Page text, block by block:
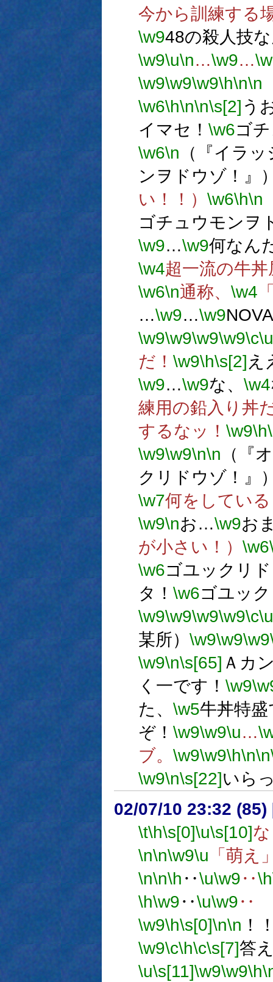
今から訓練する
\w948の殺人技
\w9\u\n…\w9…
\w9\w9\w9\h\n\n
\w6\h\n\n\s[2] う
イマセ！ \w6ゴ
\w6\n （『イラ
ンヲドウゾ！』
い！！） \w6\h\n
ゴチュウモンヲ
\w9…\w9何なん
\w4超一流の牛
\w6\n通称、 \w4
…\w9…\w9
\w9\w9\w9\w9\c\u
だ！ \w9\h\s[2] え
\w9…\w9な、 \w4
練用の鉛入り丼
するなッ！ \w9\h
\w9\w9\n\n （『
クリドウゾ！』
\w7何をしてい
\w9\nお…\w9お
が小さい！） \w6
\w6ゴユックリ
タ！ \w6ゴユッ
\w9\w9\w9\w9\c\u
某所） \w9\w9\w9
\w9\n\s[65] Ａカ
く一です！ \w9
た、 \w5牛丼特
ぞ！ \w9\w9\u…
ブ。 \w9\w9\h\n\n
\w9\n\s[22]いら
02/07/10 23:32 (85)
\t\h\s[0]\u\s[10]
\n\n\w9\u 「萌え
\n\n\h ‥\u\w9‥\h
\h\w9‥\u\w9‥
\w9\h\s[0]\n\n ！
\w9\c\h\c\s[7]答
\u\s[11]\w9\w9\h